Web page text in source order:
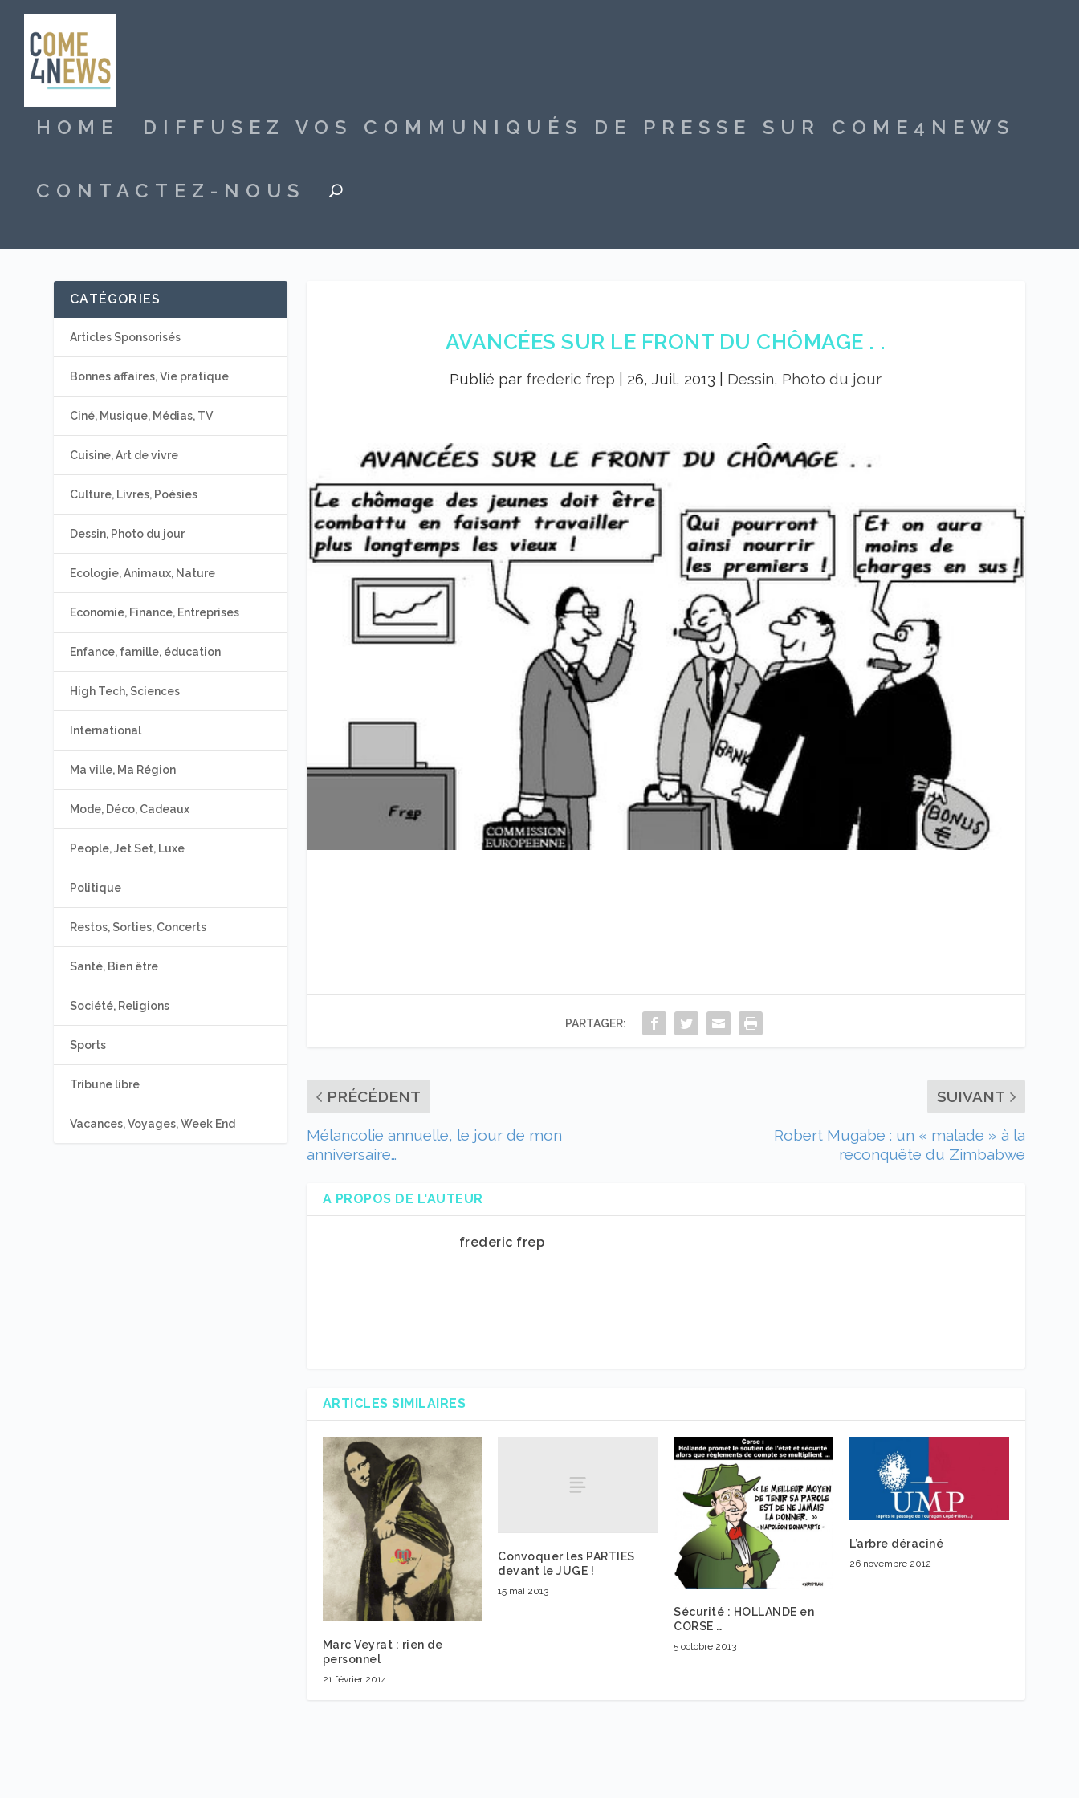
HOME DIFFUSEZ VOS COMMUNIQUÉS DE PRESSE SUR COME4NEWS
CONTACTEZ-NOUS
AVANCÉES SUR LE FRONT DU CHÔMAGE . .
Publié par frederic frep 26, Juil, 2013 Dessin, Photo du jour
PARTAGER:
PRÉCÉDENT
Mélancolie annuelle, le jour de mon
anniversaire…
SUIVANT
Robert Mugabe : un « malade » à la
reconquête du Zimbabwe
A PROPOS DE L'AUTEUR
frederic frep
ARTICLES SIMILAIRES
Marc Veyrat : rien de
personnel
21 février 2014
Convoquer les PARTIES
devant le JUGE !
15 mai 2013
Sécurité : HOLLANDE en
CORSE …
5 octobre 2013
L’arbre déraciné
26 novembre 2012
CATÉGORIES
Articles Sponsorisés
Bonnes affaires, Vie pratique
Ciné, Musique, Médias, TV
Cuisine, Art de vivre
Culture, Livres, Poésies
Dessin, Photo du jour
Ecologie, Animaux, Nature
Economie, Finance, Entreprises
Enfance, famille, éducation
High Tech, Sciences
International
Ma ville, Ma Région
Mode, Déco, Cadeaux
People, Jet Set, Luxe
Politique
Restos, Sorties, Concerts
Santé, Bien être
Société, Religions
Sports
Tribune libre
Vacances, Voyages, Week End